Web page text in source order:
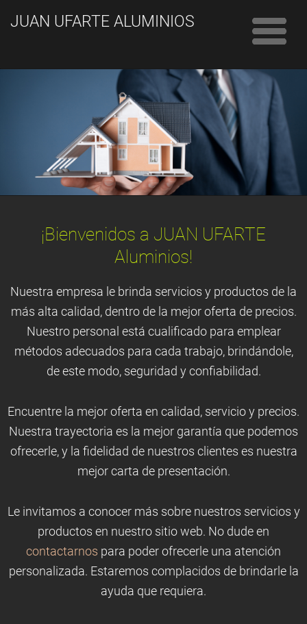
JUAN UFARTE ALUMINIOS
¡Bienvenidos a JUAN UFARTE
Aluminios!
Nuestra empresa le brinda servicios y productos de la
más alta calidad, dentro de la mejor oferta de precios.
Nuestro personal está cualificado para emplear
métodos adecuados para cada trabajo, brindándole,
de este modo, seguridad y confiabilidad.
Encuentre la mejor oferta en calidad, servicio y precios.
Nuestra trayectoria es la mejor garantía que podemos
ofrecerle, y la fidelidad de nuestros clientes es nuestra
mejor carta de presentación.
Le invitamos a conocer más sobre nuestros servicios y
productos en nuestro sitio web. No dude en
contactarnos para poder ofrecerle una atención
personalizada. Estaremos complacidos de brindarle la
ayuda que requiera.